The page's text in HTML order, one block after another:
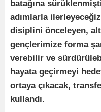
batağına
adımlarla
disiplini önceleyen,
gençlerimize forma
verebilir ve
hayata geçirmeyi
ortaya çıkacak,
kullandı.